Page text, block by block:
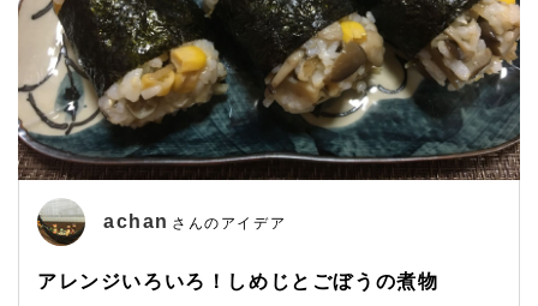
achan さんのアイデア
アレンジいろいろ！しめじとごぼうの煮物